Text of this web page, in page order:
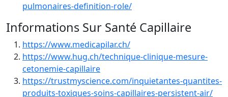
pulmonaires-definition-role/
Informations Sur Santé Capillaire
https://www.medicapilar.ch/
https://www.hug.ch/technique-clinique-mesure-
cetonemie-capillaire
https://trustmyscience.com/inquietantes-quantites-
produits-toxiques-soins-capillaires-persistent-air/